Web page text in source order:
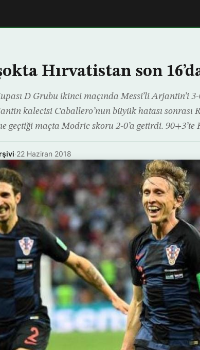
Hırvatistan son
D Grubu ikinci maçında Messi’li Arjantin’i
kalecisi Caballero’nun büyük hatası sonrası
geçtiği maçta Modric skoru 2-0’a getirdi. 90+3’te
·22 Haziran 2018